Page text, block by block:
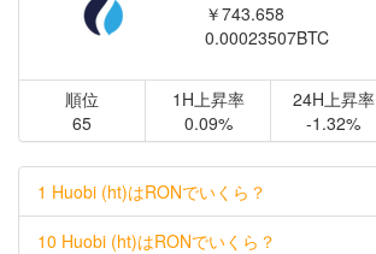
￥743.658
0.00023507BTC
順位
65
1H上昇率
0.09%
24H上昇率
-1.32%
1 Huobi (ht)はRONでいくら？
10 Huobi (ht)はRONでいくら？